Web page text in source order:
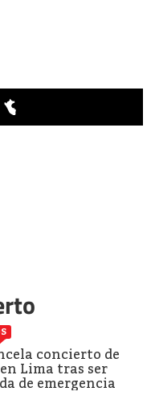
concierto de
Lima tras ser
de emergencia